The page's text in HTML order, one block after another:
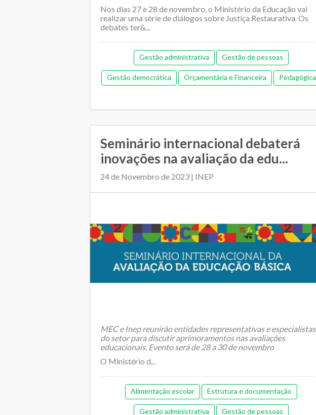
Nos dias 27 e 28 de novembro, o Ministério da Educação vai
realizar uma série de diálogos sobre Justiça Restaurativa. Os
debates ter&...
Gestão administrativa Gestão de pessoas
Gestão democrática Orçamentária e Financeira Pedagógica
Seminário internacional debaterá
inovações na avaliação da edu...
24 de Novembro de 2023 | INEP
MEC e Inep reunirão entidades representativas e especialistas
do setor para discutir aprimoramentos nas avaliações
educacionais. Evento será de 28 a 30 de novembro
O Ministério d...
Alimentação escolar Estrutura e documentação
Gestão administrativa Gestão de pessoas